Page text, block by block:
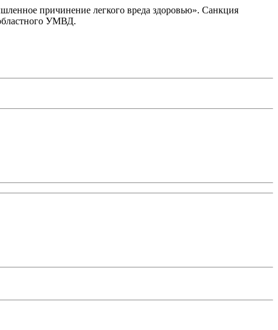
причинение легкого вреда здоровью». Санкция
УМВД.